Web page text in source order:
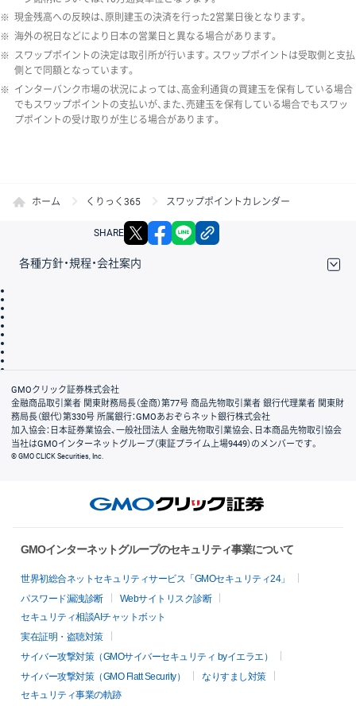
※ 現金残高への反映は、原則建玉の決済を行った2営業日後となります。
※ 海外の祝日などにより日本の営業日と異なる場合があります。
※ スワップポイントの決定は取引所が行います。スワップポイントは受取側と支払
側とで同額となっています。
※ インターバンク市場の状況によっては、高金利通貨の買建玉を保有している場合
でもスワップポイントの支払いが、また、売建玉を保有している場合でもスワッ
プポイントの受け取りが生じる場合があります。
ホーム くりっく365 スワップポイントカレンダー
SHARE X facebook
各種方針・規程・会社案内
会社案内
GMOクリック証券株式会社
金融商品取引業者 関東財務局長（金商）第77号 商品先物取引業者 銀行代理業者 関東財
務局長（銀代）第330号 所属銀行：GMOあおぞらネット銀行株式会社
加入協会：日本証券業協会、一般社団法人 金融先物取引業協会、日本商品先物取引協会
当社はGMOインターネットグループ（東証プライム上場9449）のメンバーです。
© GMO CLICK Securities, Inc.
GMOインターネットグループのセキュリティ事業について
世界初総合ネットセキュリティサービス「GMOセキュリティ24」
パスワード漏洩診断
Webサイトリスク診断
セキュリティ相談AIチャットボット
実在証明・盗聴対策
サイバー攻撃対策（GMOサイバーセキュリティ byイエラエ）
サイバー攻撃対策（GMO Flatt Security）
なりすまし対策
セキュリティ事業の軌跡